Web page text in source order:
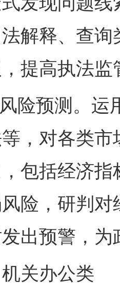
解释、查
提高执法
预测。运
，对各类
包括经济
险，研判
出预警，
关办公类